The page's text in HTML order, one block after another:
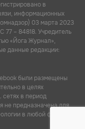
в
информационных
03 марта 2023
– 84818. Учредитель
«Йога Журнал»,
данные редакции:
были размещены
в целях
сетях в период
не предназначена для
в любой форме.